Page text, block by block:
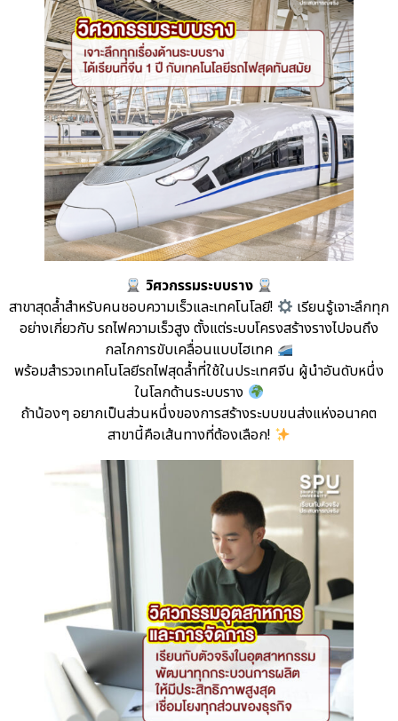
วิศวกรรมระบบราง
สาขาสุดล้ำสำหรับคนชอบความเร็วและเทคโนโลยี!
เรียนรู้เจาะลึกทุก
อย่างเกี่ยวกับ รถไฟความเร็วสูง ตั้งแต่ระบบโครงสร้างรางไปจนถึง
กลไกการขับเคลื่อนแบบไฮเทค
พร้อมสำรวจเทคโนโลยีรถไฟสุดล้ำที่ใช้ในประเทศจีน ผู้นำอันดับหนึ่ง
ในโลกด้านระบบราง
ถ้าน้องๆ อยากเป็นส่วนหนึ่งของการสร้างระบบขนส่งแห่งอนาคต
สาขานี้คือเส้นทางที่ต้องเลือก!